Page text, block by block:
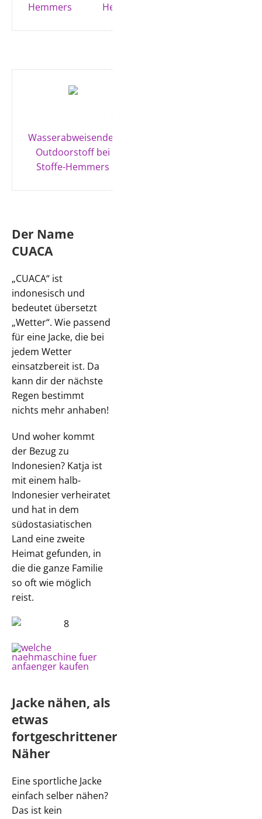
Hemmers
Hemmers
Wasserabweisender
Outdoorstoff bei
Stoffe-Hemmers
Der Name
CUACA
„CUACA“ ist
indonesisch und
bedeutet übersetzt
„Wetter“. Wie passend
für eine Jacke, die bei
jedem Wetter
einsatzbereit ist. Da
kann dir der nächste
Regen bestimmt
nichts mehr anhaben!
Und woher kommt
der Bezug zu
Indonesien? Katja ist
mit einem halb-
Indonesier verheiratet
und hat in dem
südostasiatischen
Land eine zweite
Heimat gefunden, in
die die ganze Familie
so oft wie möglich
reist.
Jacke nähen, als
etwas
fortgeschrittener
Näher
Eine sportliche Jacke
einfach selber nähen?
Das ist kein